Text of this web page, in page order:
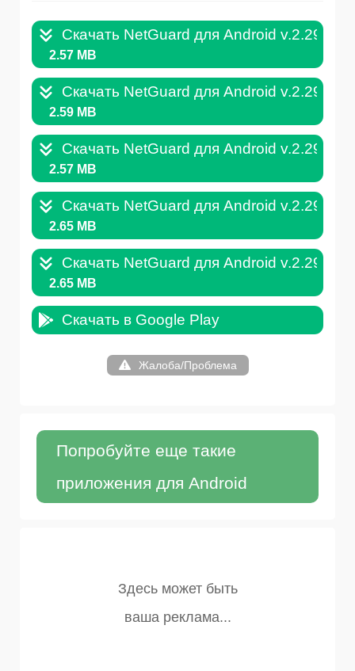
Скачать NetGuard для Android
2.57 MB
Скачать NetGuard для Android
2.59 MB
Скачать NetGuard для Android
2.57 MB
Скачать NetGuard для Android
2.65 MB
Скачать NetGuard для Android
2.65 MB
Скачать в Google Play
Жалоба/Проблема
Попробуйте еще такие
приложения для Android